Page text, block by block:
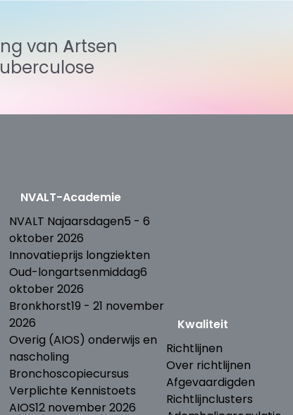
van
Artsen
Tuberculose
NVALT-Academie
NVALT Najaarsdagen5 - 6
oktober 2026
Innovatieprijs longziekten
Oud-longartsenmiddag6
oktober 2026
Bronkhorst19 - 21 november
2026
Overig (AIOS) onderwijs en
nascholing
Bronchoscopiecursus
Verplichte Kennistoets
AIOS12 november 2026
Kwaliteit
Richtlijnen
Over richtlijnen
Afgevaardigden
Richtlijnclusters